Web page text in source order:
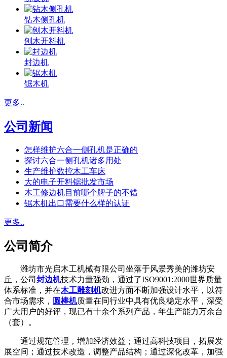
钻木侧孔机
刨木开料机
封边机
锯木机
更多..
公司新闻
怎样维护六合一侧孔机是正确的
探讨六合一侧孔机诸多用处
生产维护数控木工车床
大的电子开料锯批发市场
木工修边机目前哪个牌子的不错
锯木机出口需要什么样的认证
更多..
公司简介
潍坊市光启木工机械有限公司坐落于风景秀美的潍坊安
丘，公司 封边机技术力量强劲，通过了ISO9001:2000世界质量
体系标准，并在木工雕刻机改进方面不断加强设计水平，以符
合市场需求， 圆棒机质量在同行业中具有优良稳定水平，深受
广大用户的好评，现已有十余个系列产品，年生产能力万余台
（套）。
通过规范管理，增加经济效益；通过高科技项目，拓展发
展空间；通过技术改造，调整产品结构；通过深化改革，加强